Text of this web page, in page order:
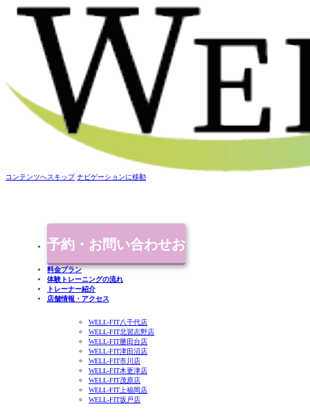
コンテンツへスキップ ナビゲーションに移動
予約・お問い合わせお
気軽にご連絡ください
料金プラン
体験トレーニングの流れ
トレーナー紹介
店舗情報・アクセス
WELL-FIT八千代店
WELL-FIT北習志野店
WELL-FIT勝田台店
WELL-FIT津田沼店
WELL-FIT市川店
WELL-FIT木更津店
WELL-FIT茂原店
WELL-FIT上福岡店
WELL-FIT坂戸店